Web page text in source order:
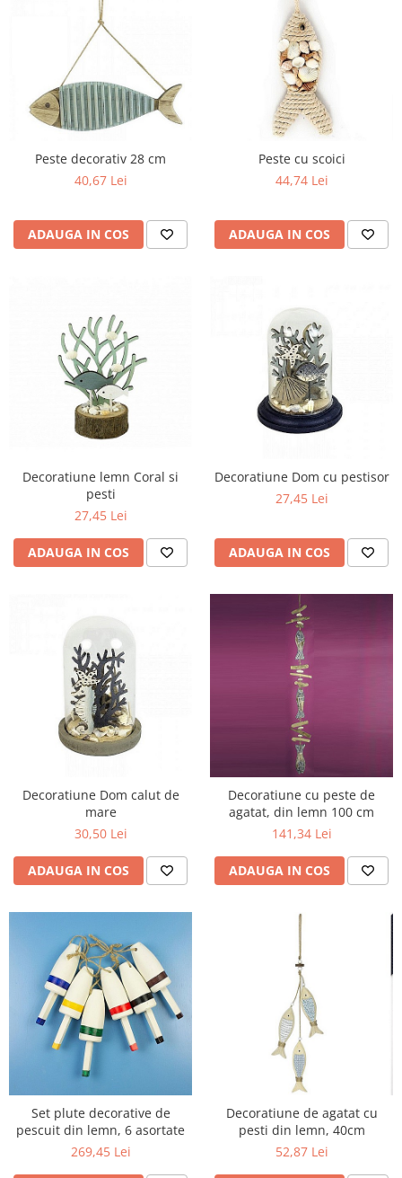
Peste decorativ 28 cm
40,67 Lei
ADAUGA IN COS
Peste cu scoici
44,74 Lei
ADAUGA IN COS
Decoratiune lemn Coral si
pesti
27,45 Lei
ADAUGA IN COS
Decoratiune Dom cu pestisor
27,45 Lei
ADAUGA IN COS
Decoratiune Dom calut de
mare
30,50 Lei
ADAUGA IN COS
Decoratiune cu peste de
agatat, din lemn 100 cm
141,34 Lei
ADAUGA IN COS
Set plute decorative de
pescuit din lemn, 6 asortate
269,45 Lei
Decoratiune de agatat cu
pesti din lemn, 40cm
52,87 Lei